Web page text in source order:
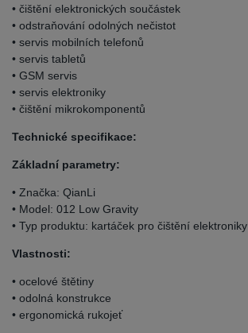
• čištění elektronických součástek
• odstraňování odolných nečistot
• servis mobilních telefonů
• servis tabletů
• GSM servis
• servis elektroniky
• čištění mikrokomponentů
Technické specifikace:
Základní parametry:
• Značka: QianLi
• Model: 012 Low Gravity
• Typ produktu: kartáček pro čištění elektroniky
Vlastnosti:
• ocelové štětiny
• odolná konstrukce
• ergonomická rukojeť